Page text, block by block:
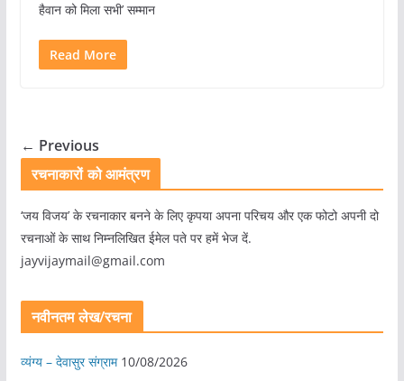
हैवान को मिला सभी’ सम्मान
Read More
← Previous
रचनाकारों को आमंत्रण
‘जय विजय’ के रचनाकार बनने के लिए कृपया अपना परिचय और एक फोटो अपनी दो
रचनाओं के साथ निम्नलिखित ईमेल पते पर हमें भेज दें.
jayvijaymail@gmail.com
नवीनतम लेख/रचना
व्यंग्य – देवासुर संग्राम 10/08/2026